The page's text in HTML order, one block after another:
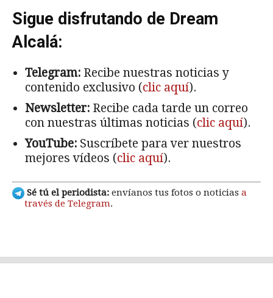
Sigue disfrutando de Dream
Alcalá:
Telegram: Recibe nuestras noticias y
contenido exclusivo (clic aquí).
Newsletter: Recibe cada tarde un correo
con nuestras últimas noticias (clic aquí).
YouTube: Suscríbete para ver nuestros
mejores vídeos (clic aquí).
Sé tú el periodista: envíanos tus fotos o noticias a
través de Telegram.